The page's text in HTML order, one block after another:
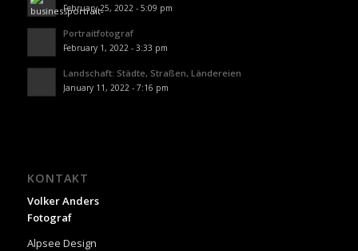
February 25, 2022 - 5:09 pm
Portraitfotograf
February 1, 2022 - 3:33 pm
Landschaft: Städte, Straßen, Ländereien
January 11, 2022 - 7:16 pm
KONTAKT
Volker Anders
Fotograf
Alpsee Design